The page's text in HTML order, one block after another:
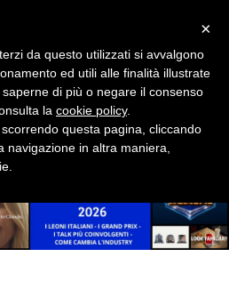
×
da questo utilizzati si avvalgono
ed utili alle finalità illustrate
di più o negare il consenso
la cookie policy.
questa pagina, cliccando
in altra maniera,